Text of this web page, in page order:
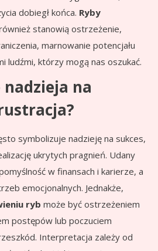
dobiegł końca. Ryby
stanowią ostrzeżenie,
marnowanie potencjału
ludźmi, którzy mogą nas oszukać.
na
symbolizuje nadzieję na sukces,
ukrytych pragnień. Udany
w finansach i karierze, a
emocjonalnych. Jednakże,
ryb może być ostrzeżeniem
postępów lub poczuciem
Interpretacja zależy od